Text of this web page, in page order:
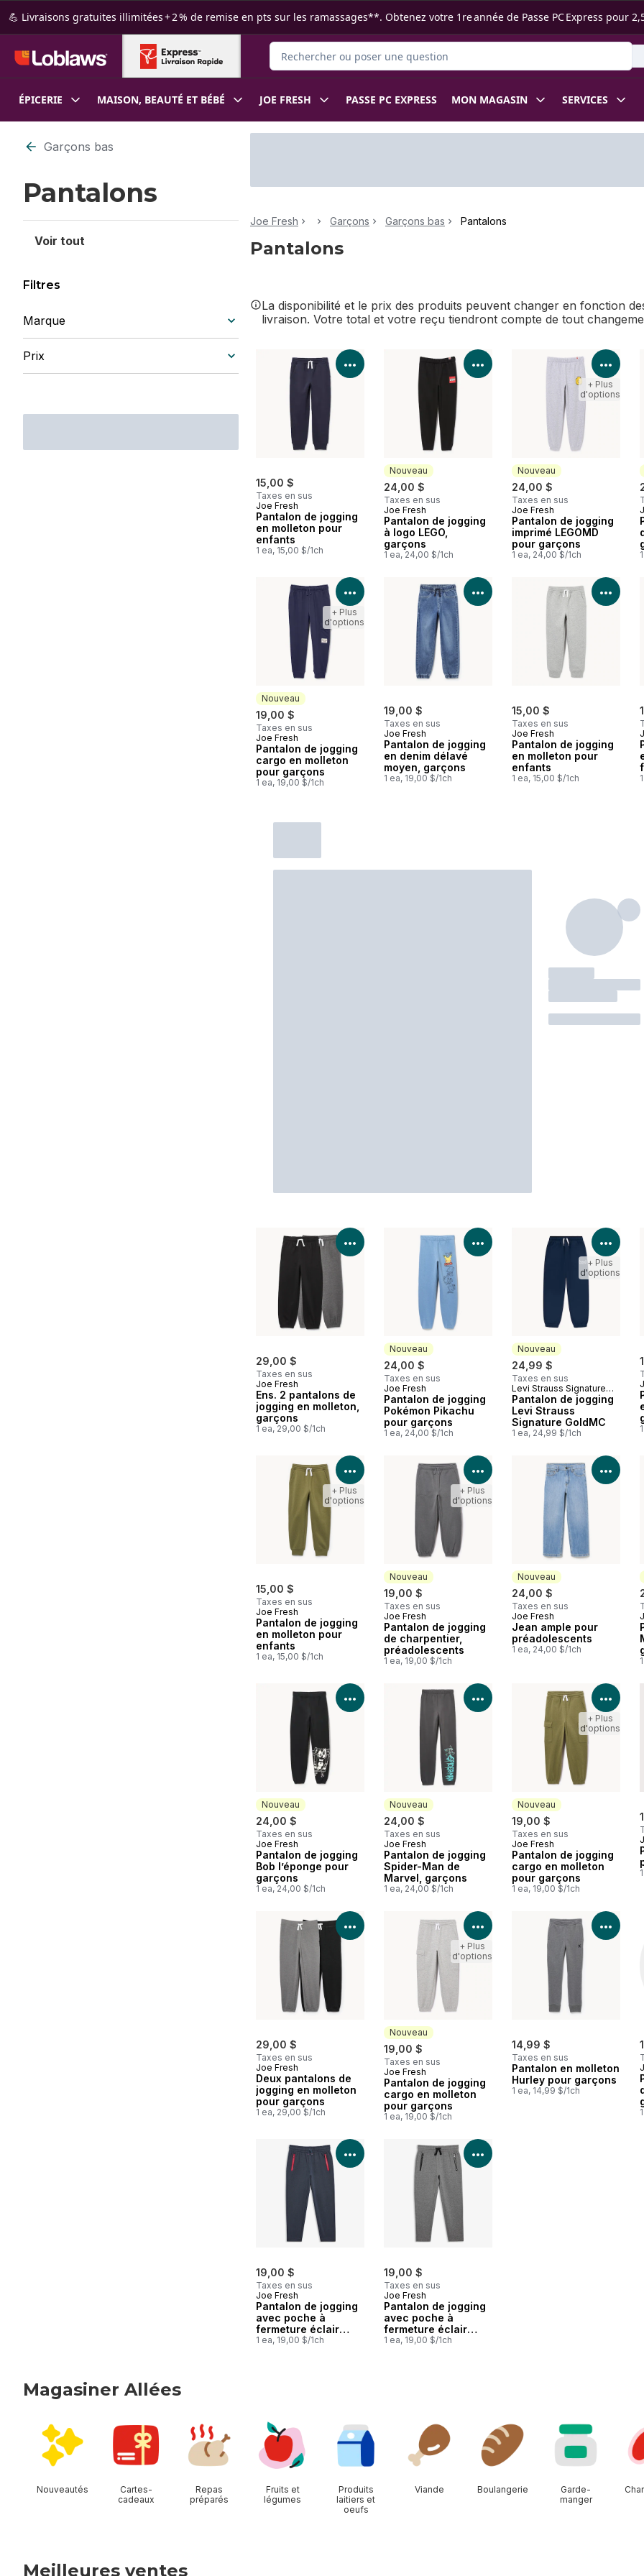
Passer au contenu principal
Passer au pied de page
💪 Livraisons gratuites illimitées + 2 % de remise en pts sur les ramassages**. Obtenez votre 1re année de Passe PC Express pour
Rechercher des produits
ÉPICERIE MAISON, BEAUTÉ ET BÉBÉ JOE FRESH PASSE PC EXPRESS MON MAGASIN SERVICES
Passer au filtrage du contenu
Garçons bas
Pantalons
Voir tout
Filtres
Marque
Prix
Joe Fresh Garçons Garçons bas Pantalons
Pantalons
La disponibilité et le prix des produits peuvent changer en fonction
livraison. Votre total et votre reçu tiendront compte de tout
15,00 $
Taxes en sus
Joe Fresh
Pantalon de jogging
en molleton pour
enfants
1 ea, 15,00 $/1ch
Voir les détails du produit
Nouveau
24,00 $
Taxes en sus
Nouveau
Joe Fresh
Pantalon de jogging
à logo LEGO,
garçons
1 ea, 24,00 $/1ch
Voir les détails du produit
Nouveau
24,00 $
Taxes en sus
Nouveau
Joe Fresh
Pantalon de jogging
imprimé LEGOMD
pour garçons
1 ea, 24,00 $/1ch
Voir
+ Plus
d'options
Nouveau
19,00 $
Taxes en sus
Nouveau
Joe Fresh
Pantalon de jogging
cargo en molleton
pour garçons
1 ea, 19,00 $/1ch
Voir les détails du produit
+ Plus
d'options
19,00 $
Taxes en sus
Joe Fresh
Pantalon de jogging
en denim délavé
moyen, garçons
1 ea, 19,00 $/1ch
Voir les détails du produit
15,00 $
Taxes en sus
Joe Fresh
Pantalon de jogging
en molleton pour
enfants
1 ea, 15,00 $/1ch
Voir
29,00 $
Taxes en sus
Joe Fresh
Ens. 2 pantalons de
jogging en molleton,
garçons
1 ea, 29,00 $/1ch
Voir les détails du produit
Nouveau
24,00 $
Taxes en sus
Nouveau
Joe Fresh
Pantalon de jogging
Pokémon Pikachu
pour garçons
1 ea, 24,00 $/1ch
Voir les détails du produit
Nouveau
24,99 $
Taxes en sus
Nouveau
Levi Strauss SignatureMC
Gold
Pantalon de jogging
Levi Strauss
Signature GoldMC
1 ea, 24,99 $/1ch
Voir
+ Plus
d'options
15,00 $
Taxes en sus
Joe Fresh
Pantalon de jogging
en molleton pour
enfants
1 ea, 15,00 $/1ch
Voir les détails du produit
+ Plus
d'options
Nouveau
19,00 $
Taxes en sus
Nouveau
Joe Fresh
Pantalon de jogging
de charpentier,
préadolescents
1 ea, 19,00 $/1ch
Voir les détails du produit
+ Plus
d'options
Nouveau
24,00 $
Taxes en sus
Nouveau
Joe Fresh
Jean ample pour
préadolescents
1 ea, 24,00 $/1ch
Voir
Nouveau
24,00 $
Taxes en sus
Nouveau
Joe Fresh
Pantalon de jogging
Bob l’éponge pour
garçons
1 ea, 24,00 $/1ch
Voir les détails du produit
Nouveau
24,00 $
Taxes en sus
Nouveau
Joe Fresh
Pantalon de jogging
Spider-Man de
Marvel, garçons
1 ea, 24,00 $/1ch
Voir les détails du produit
Nouveau
19,00 $
Taxes en sus
Nouveau
Joe Fresh
Pantalon de jogging
cargo en molleton
pour garçons
1 ea, 19,00 $/1ch
Voir
+ Plus
d'options
29,00 $
Taxes en sus
Joe Fresh
Deux pantalons de
jogging en molleton
pour garçons
1 ea, 29,00 $/1ch
Voir les détails du produit
Nouveau
19,00 $
Taxes en sus
Nouveau
Joe Fresh
Pantalon de jogging
cargo en molleton
pour garçons
1 ea, 19,00 $/1ch
Voir les détails du produit
+ Plus
d'options
14,99 $
Taxes en sus
Pantalon en molleton
Hurley pour garçons
1 ea, 14,99 $/1ch
Voir
19,00 $
Taxes en sus
Joe Fresh
Pantalon de jogging
avec poche à
fermeture éclair
pour garçons
1 ea, 19,00 $/1ch
Voir les détails du produit
19,00 $
Taxes en sus
Joe Fresh
Pantalon de jogging
avec poche à
fermeture éclair
pour garçons
1 ea, 19,00 $/1ch
Voir les détails du produit
Magasiner Allées
Nouveautés
Cartes-
cadeaux
Repas
préparés
Fruits et
légumes
Produits
laitiers et
oeufs
Viande Boulangerie
Garde-
manger
Meilleures ventes